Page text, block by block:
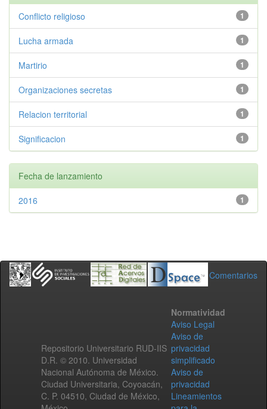
1
Conflicto religioso
1
Lucha armada
1
Martirio
1
Organizaciones secretas
1
Relacion territorial
1
Significacion
Fecha de lanzamiento
1
2016
Comentarios
Repositorio Universitario RUD-IIS
D.R. © 2010. Universidad
Nacional Autónoma de México.
Ciudad Universitaria, Coyoacán,
C. P. 04510, Ciudad de México,
Normatividad
Aviso Legal
Aviso de
privacidad
simplificado
Aviso de
privacidad
Lineamientos